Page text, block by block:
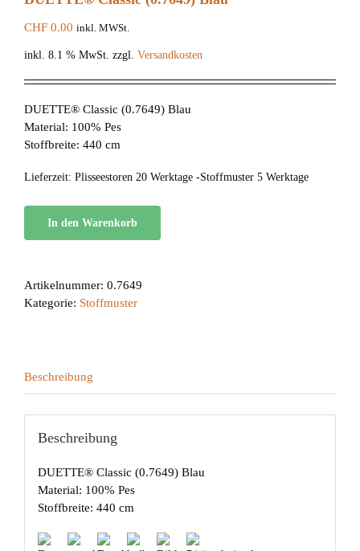
CHF 0.00 inkl. MWSt.
inkl. 8.1 % MwSt. zzgl. Versandkosten
DUETTE® Classic (0.7649) Blau
Material: 100% Pes
Stoffbreite: 440 cm
Lieferzeit: Plisseestoren 20 Werktage -Stoffmuster 5 Werktage
In den Warenkorb
Artikelnummer: 0.7649
Kategorie: Stoffmuster
Beschreibung
Beschreibung
DUETTE® Classic (0.7649) Blau
Material: 100% Pes
Stoffbreite: 440 cm